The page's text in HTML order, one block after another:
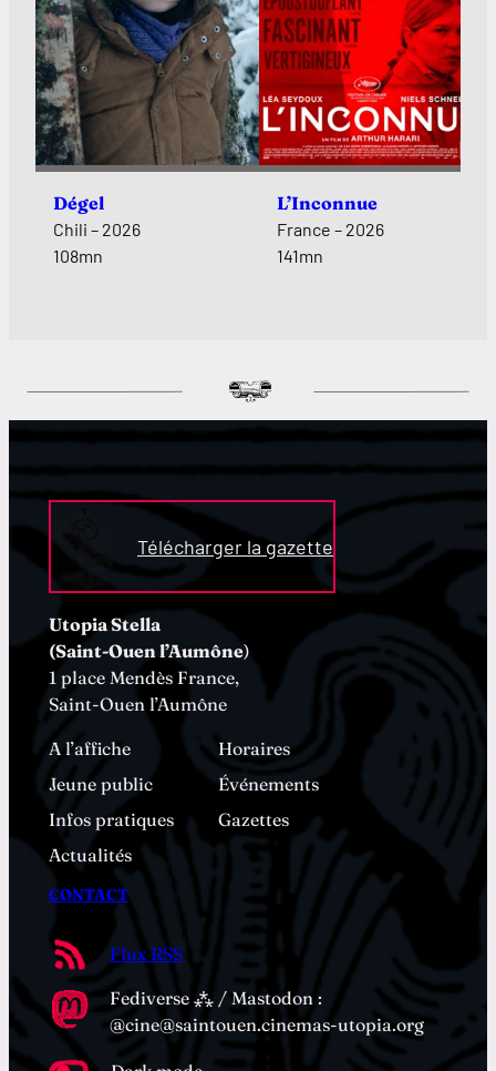
Dégel
Chili – 2026
108mn
L’Inconnue
France – 2026
141mn
Télécharger la gazette
Utopia Stella
(Saint-Ouen l’Aumône)
1 place Mendès France,
Saint-Ouen l’Aumône
A l’affiche
Horaires
Jeune public
Événements
Infos pratiques
Gazettes
Actualités
CONTACT
Flux RSS
Fediverse ⁂ / Mastodon :
@cine@saintouen.cinemas-utopia.org